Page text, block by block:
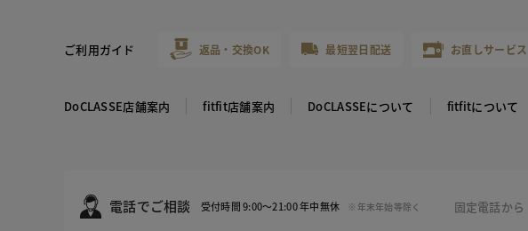
ご利用ガイド 返品・交換OK 最短翌日配送 お直しサービス
DoCLASSE店舗案内 fitfit店舗案内 DoCLASSEについて fitfitについて
電話でご相談 受付時間 9:00～21:00 年中無休 ※年末年始等除く 固定電話から